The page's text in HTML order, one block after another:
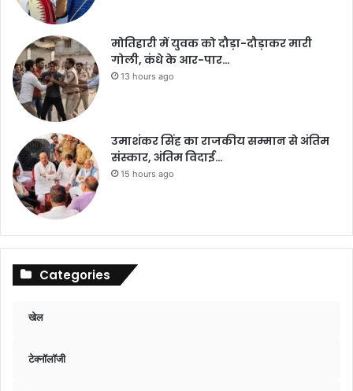
मोतिहारी में युवक को दौड़ा-दौड़ाकर मारी
गोली, कंधे के आर-पार…
13 hours ago
उमाशंकर सिंह का राजकीय सम्मान से अंतिम
संस्कार, अंतिम विदाई…
15 hours ago
Categories
खेल
टेक्नॉलॉजी